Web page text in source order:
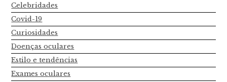
Celebridades
Covid-19
Curiosidades
Doenças oculares
Estilo e tendências
Exames oculares